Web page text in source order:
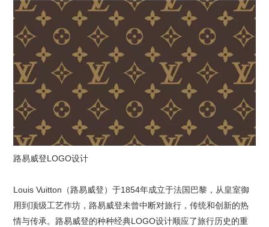
路易威登LOGO设计
Louis Vuitton（路易威登）于1854年成立于法国巴黎，从皇室御
用到顶级工艺作坊，路易威登未曾中断对旅行，传统和创新的热
情与传承。路易威登的种种经典LOGO设计顺应了旅行历史的重